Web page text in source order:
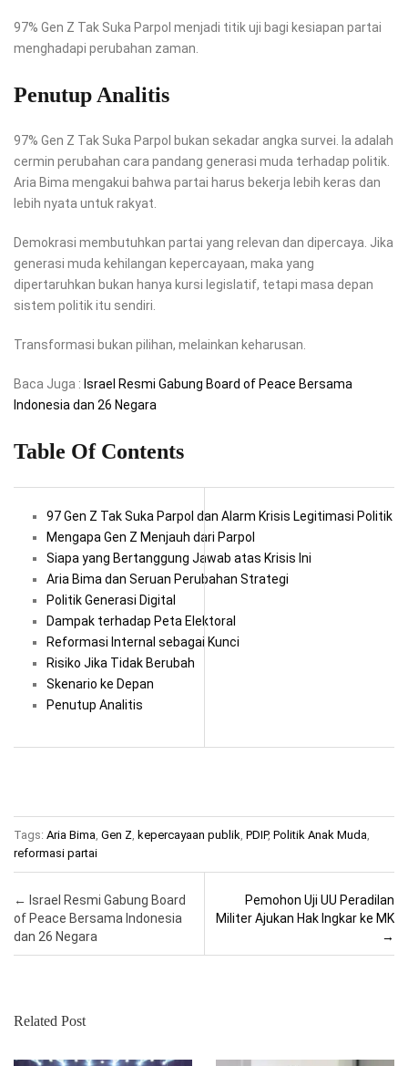
97% Gen Z Tak Suka Parpol menjadi titik uji bagi kesiapan partai
menghadapi perubahan zaman.
Penutup Analitis
97% Gen Z Tak Suka Parpol bukan sekadar angka survei. Ia adalah
cermin perubahan cara pandang generasi muda terhadap politik.
Aria Bima mengakui bahwa partai harus bekerja lebih keras dan
lebih nyata untuk rakyat.
Demokrasi membutuhkan partai yang relevan dan dipercaya. Jika
generasi muda kehilangan kepercayaan, maka yang
dipertaruhkan bukan hanya kursi legislatif, tetapi masa depan
sistem politik itu sendiri.
Transformasi bukan pilihan, melainkan keharusan.
Baca Juga : Israel Resmi Gabung Board of Peace Bersama
Indonesia dan 26 Negara
Table Of Contents
97 Gen Z Tak Suka Parpol dan Alarm Krisis Legitimasi Politik
Mengapa Gen Z Menjauh dari Parpol
Siapa yang Bertanggung Jawab atas Krisis Ini
Aria Bima dan Seruan Perubahan Strategi
Politik Generasi Digital
Dampak terhadap Peta Elektoral
Reformasi Internal sebagai Kunci
Risiko Jika Tidak Berubah
Skenario ke Depan
Penutup Analitis
Tags: Aria Bima Gen Z kepercayaan publik PDIP, Politik Anak Muda
reformasi partai
Post navigation
← Israel Resmi Gabung Board
of Peace Bersama Indonesia
dan 26 Negara
Pemohon Uji UU Peradilan
Militer Ajukan Hak Ingkar ke MK
→
Related Post